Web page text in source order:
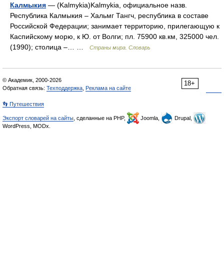
Калмыкия — (Kalmykia)Kalmykia, официальное назв.
Республика Калмыкия – Хальмг Тангч, республика в составе
Российской Федерации; занимает территорию, прилегающую к
Каспийскому морю, к Ю. от Волги; пл. 75900 кв.км, 325000 чел.
(1990); столица –… …
Страны мира. Словарь
18+
© Академик, 2000-2026
Обратная связь: Техподдержка Реклама на сайте
👣 Путешествия
Экспорт словарей на сайты , сделанные на PHP, Joomla,
Drupal,
WordPress, MODx.